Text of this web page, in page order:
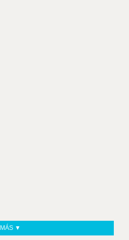
MÁS ▼